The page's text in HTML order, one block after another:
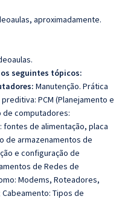
aproximadamente.
seguintes tópicos:
Manutenção. Prática
PCM (Planejamento e
de computadores:
de alimentação, placa
de armazenamentos de
e configuração de
de Redes de
Modems, Roteadores,
Tipos de